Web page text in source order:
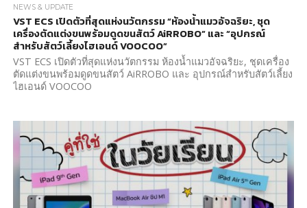
NEWS & UPDATE
VST ECS เปิดตัวที่สุดแห่งนวัตกรรม “ห้องน้ำแมวอัจฉริยะ, ชุด
เครื่องตัดแต่งขนพร้อมดูดขนสัตว์ AiRROBO” และ “อุปกรณ์
สำหรับสัตว์เลี้ยงไฮเอนด์ VOOCOO”
VST ECS เปิดตัวที่สุดแห่งนวัตกรรม ห้องน้ำแมวอัจฉริยะ, ชุดเครื่อง
ตัดแต่งขนพร้อมดูดขนสัตว์ AiRROBO และ อุปกรณ์สำหรับสัตว์เลี้ยง
ไฮเอนด์ VOOCOO